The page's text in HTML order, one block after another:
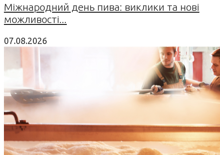
Міжнародний день пива: виклики та нові
можливості...
07.08.2026